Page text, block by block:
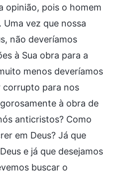
opinião, pois o homem
Uma vez que nossa
não deveríamos
à Sua obra para a
menos deveríamos
corrupto para nos
à obra de
anticristos? Como
em Deus? Já que
e já que desejamos
buscar o